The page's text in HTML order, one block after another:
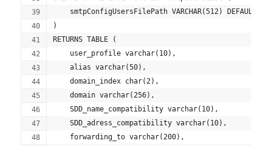
smtpConfigUsersFilePath VARCHAR(512) DEFAULT
)
RETURNS TABLE (
    user_profile varchar(10),
    alias varchar(50),
    domain_index char(2),
    domain varchar(256),
    SDD_name_compatibility varchar(10),
    SDD_adress_compatibility varchar(10),
    forwarding_to varchar(200),